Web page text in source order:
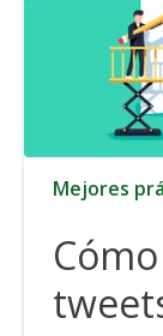
Mejores